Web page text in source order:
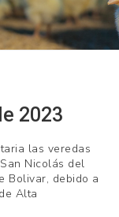
2023
las veredas
Nicolás del
Bolivar, debido a
Alta